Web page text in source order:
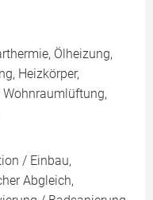
Ölheizung,
Heizkörper,
Wohnraumlüftung,
/ Einbau,
Abgleich,